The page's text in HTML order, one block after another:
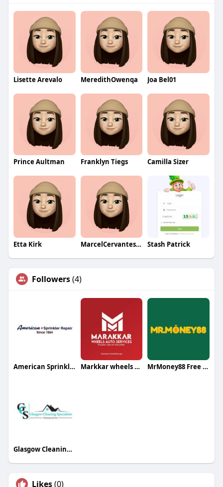
Lisette Arevalo MeredithOwenqa Joa Bel01
Prince Aultman Franklyn Tiegs Camilla Sizer
Etta Kirk MarcelCervantesqa Stash Patrick
Followers(4)
American Sprinkler Repair Markkar wheels Auto Services Bin Omran MrMoney88 Free Credit
Glasgow Cleaning Specialists
Likes(0)